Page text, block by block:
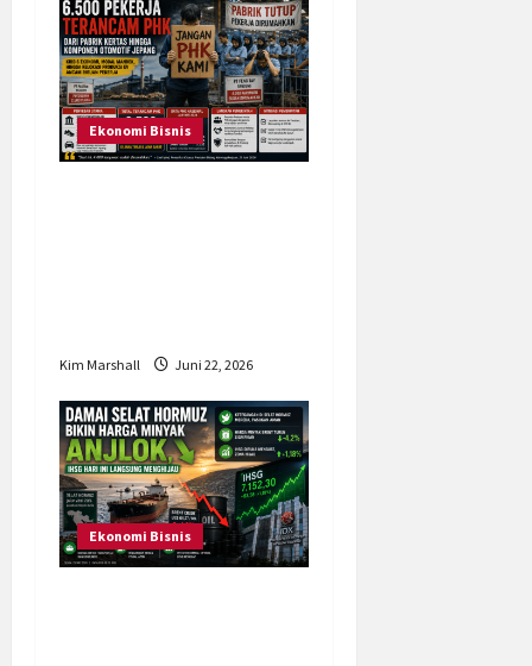
Ekonomi Bisnis
Kim Marshall Juni 22, 2026
Ekonomi Bisnis